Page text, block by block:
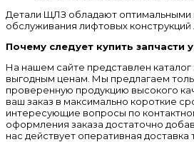
Детали ЩЛЗ обладают оптимальными
обслуживания лифтовых
Почему следует купить запчасти
На нашем сайте представлен
выгодным ценам. Мы предлагаем
проверенную продукцию высокого
ваш заказ в максимально короткие
интересующие вопросы по
оформления заказа достаточно
нас действует оперативная